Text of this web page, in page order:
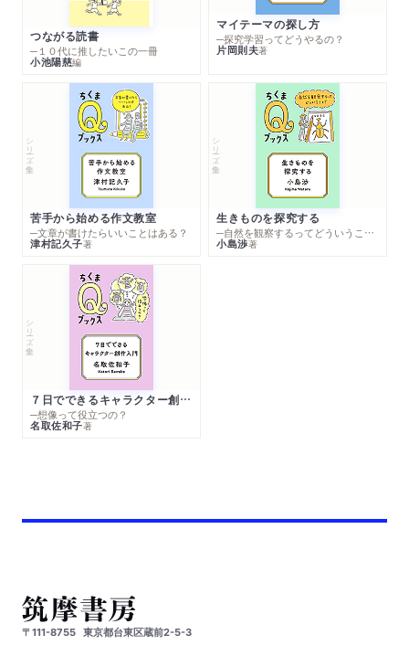
つながる読書
─１０代に推したいこの一冊
小池陽慈編
マイテーマの探し方
─探究学習ってどうやるの？
片岡則夫著
シリーズ・全集
苦手から始める作文教室
─文章が書けたらいいことはある？
津村記久子著
シリーズ・全集
生きものを探究する
─自然を観察するってどういうこと？
小島渉著
シリーズ・全集
７日でできるキャラクター創作入門
─想像って役立つの？
名取佐和子著
〒111-8755 東京都台東区蔵前2-5-3